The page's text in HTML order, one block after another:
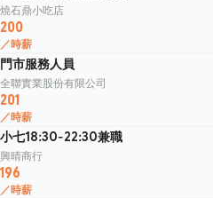
燒石鼎小吃店
200
／時薪
門市服務人員
全聯實業股份有限公司
201
／時薪
小七18:30-22:30兼職
興晴商行
196
／時薪